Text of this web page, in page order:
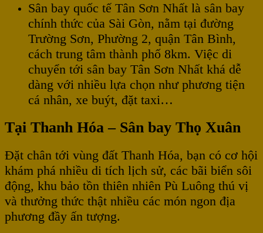
Sân bay quốc tế Tân Sơn Nhất là sân bay
chính thức của Sài Gòn, nằm tại đường
Trường Sơn, Phường 2, quận Tân Bình,
cách trung tâm thành phố 8km. Việc di
chuyển tới sân bay Tân Sơn Nhất khá dễ
dàng với nhiều lựa chọn như phương tiện
cá nhân, xe buýt, đặt taxi…
Tại Thanh Hóa – Sân bay Thọ Xuân
Đặt chân tới vùng đất Thanh Hóa, bạn có cơ hội
khám phá nhiều di tích lịch sử, các bãi biển sôi
động, khu bảo tồn thiên nhiên Pù Luông thú vị
và thưởng thức thật nhiều các món ngon địa
phương đầy ấn tượng.